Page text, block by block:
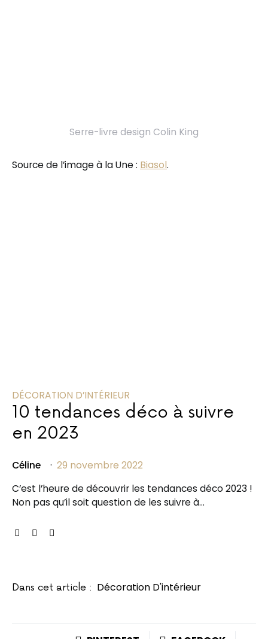
Serre-livre design Colin King
Source de l’image à la Une : Biasol.
DÉCORATION D’INTÉRIEUR
10 tendances déco à suivre
en 2023
Céline
29 novembre 2022
C’est l’heure de découvrir les tendances déco 2023 !
Non pas qu’il soit question de les suivre à…
Dans cet article : Décoration D'intérieur